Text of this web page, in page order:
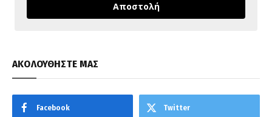
Αποστολή
ΑΚΟΛΟΥΘΗΣΤΕ ΜΑΣ
Facebook Twitter